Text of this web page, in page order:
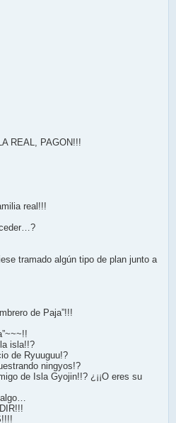
REAL, PAGON!!!
real!!!
tramado algún tipo de plan junto a
de Paja”!!!
isla!!?
de Ryuuguu!?
ningyos!?
de Isla Gyojin!!? ¿¡¡O eres su